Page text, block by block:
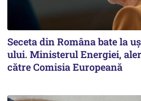
Seceta din Româna bate la
ului. Ministerul Energiei,
către Comisia Europeană